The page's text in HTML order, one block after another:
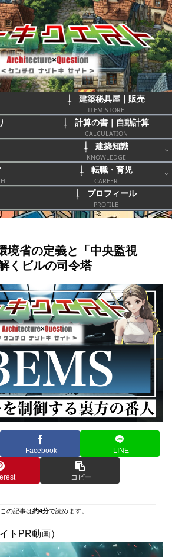
建築秘具屋｜販売
ITEM STORE
計算の書｜自動計算
CALCULATION
建築知識
KNOWLEDGE
転職・育児
CAREER
プロフィール
PROFILE
境省の定義と「中央監視
くビルの司令塔
Facebook LINE
コピー
この記事は約4分で読めます。
トPR動画）